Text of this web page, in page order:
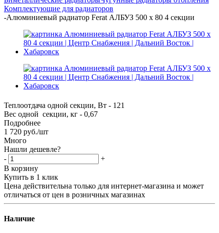
Комплектующие для радиаторов
-Алюминиевый радиатор Ferat АЛБУЗ 500 х 80 4 секции
Теплоотдача одной секции, Вт - 121
Вес одной секции, кг - 0,67
Подробнее
1 720 руб./шт
Много
Нашли дешевле?
-
+
В корзину
Купить в 1 клик
Цена действительна только для интернет-магазина и может
отличаться от цен в розничных магазинах
Наличие